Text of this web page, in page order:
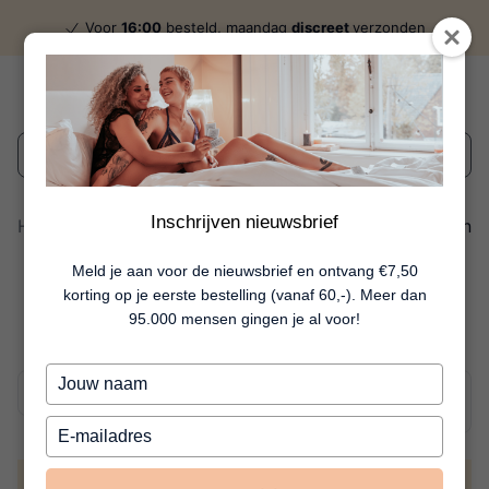
Inschrijven nieuwsbrief
Meld je aan voor de nieuwsbrief en ontvang €7,50
korting op je eerste bestelling (vanaf 60,-). Meer dan
95.000 mensen gingen je al voor!
Typ
je
naam
Typ
je
e-
Voor 16:00 besteld, maandag discreetverzonden
Wat zoek je?
Home Giftsets voor haar 10 Artikelen
Giftsets voor
haar